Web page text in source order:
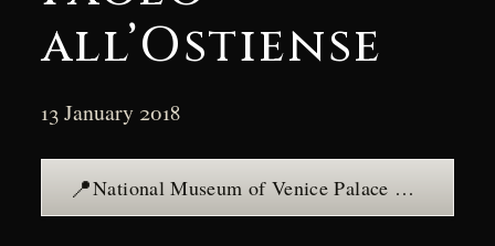
all’Ostiense
13 January 2018
📍 National Museum of Venice Palace — see the place →